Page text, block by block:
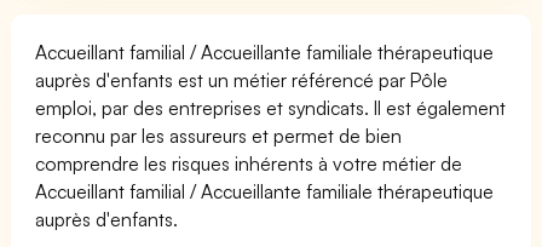
Accueillant familial / Accueillante familiale thérapeutique
auprès d'enfants est un métier référencé par Pôle
emploi, par des entreprises et syndicats. Il est également
reconnu par les assureurs et permet de bien
comprendre les risques inhérents à votre métier de
Accueillant familial / Accueillante familiale thérapeutique
auprès d'enfants.